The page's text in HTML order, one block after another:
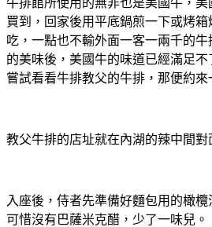
買到，回家後用平底鍋煎一下或烤
吃，一點也不輸外面一客一兩千的
的美味後，美國牛的味道已經滿足
嘗試看看牛排教父的牛排，那便約來
教父牛排的店址就在內湖的辣中間對
入座後，侍者先準備好麵包用的橄欖
可惜沒有巴薩米克醋，少了一味兒。